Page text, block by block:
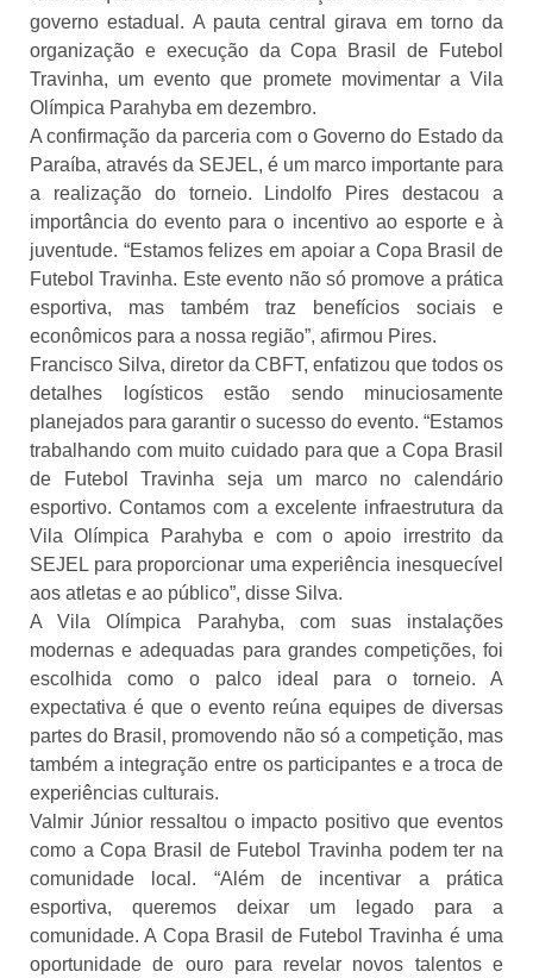
governo estadual. A pauta central girava em torno da
organização e execução da Copa Brasil de Futebol
Travinha, um evento que promete movimentar a Vila
Olímpica Parahyba em dezembro.
A confirmação da parceria com o Governo do Estado da
Paraíba, através da SEJEL, é um marco importante para
a realização do torneio. Lindolfo Pires destacou a
importância do evento para o incentivo ao esporte e à
juventude. “Estamos felizes em apoiar a Copa Brasil de
Futebol Travinha. Este evento não só promove a prática
esportiva, mas também traz benefícios sociais e
econômicos para a nossa região”, afirmou Pires.
Francisco Silva, diretor da CBFT, enfatizou que todos os
detalhes logísticos estão sendo minuciosamente
planejados para garantir o sucesso do evento. “Estamos
trabalhando com muito cuidado para que a Copa Brasil
de Futebol Travinha seja um marco no calendário
esportivo. Contamos com a excelente infraestrutura da
Vila Olímpica Parahyba e com o apoio irrestrito da
SEJEL para proporcionar uma experiência inesquecível
aos atletas e ao público”, disse Silva.
A Vila Olímpica Parahyba, com suas instalações
modernas e adequadas para grandes competições, foi
escolhida como o palco ideal para o torneio. A
expectativa é que o evento reúna equipes de diversas
partes do Brasil, promovendo não só a competição, mas
também a integração entre os participantes e a troca de
experiências culturais.
Valmir Júnior ressaltou o impacto positivo que eventos
como a Copa Brasil de Futebol Travinha podem ter na
comunidade local. “Além de incentivar a prática
esportiva, queremos deixar um legado para a
comunidade. A Copa Brasil de Futebol Travinha é uma
oportunidade de ouro para revelar novos talentos e